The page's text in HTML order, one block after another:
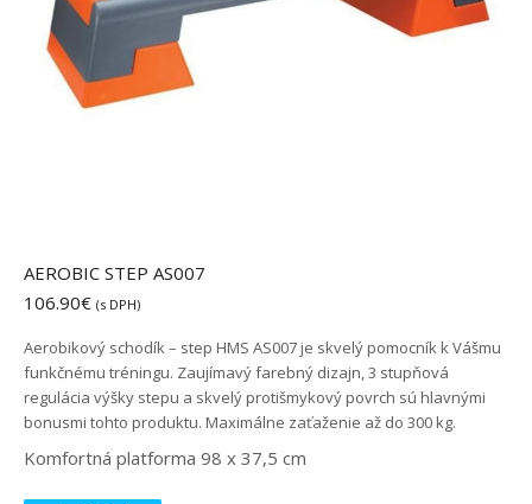
AEROBIC STEP AS007
106.90€ (s DPH)
Aerobikový schodík – step HMS AS007 je skvelý pomocník k Vášmu
funkčnému tréningu. Zaujímavý farebný dizajn, 3 stupňová
regulácia výšky stepu a skvelý protišmykový povrch sú hlavnými
bonusmi tohto produktu. Maximálne zaťaženie až do 300 kg.
Komfortná platforma 98 x 37,5 cm